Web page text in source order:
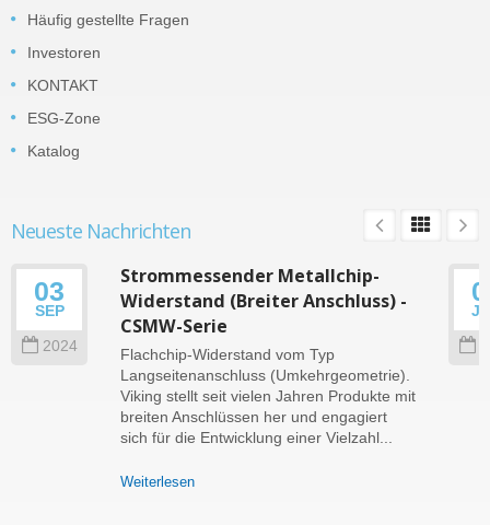
Häufig gestellte Fragen
Investoren
KONTAKT
ESG-Zone
Katalog
Neueste Nachrichten
03
SEP
2024
Strommessender Metallchip-
Widerstand (Breiter Anschluss) -
CSMW-Serie
Flachchip-Widerstand vom Typ
Langseitenanschluss (Umkehrgeometrie).
Viking stellt seit vielen Jahren Produkte mit
breiten Anschlüssen her und engagiert
sich für die Entwicklung einer Vielzahl...
Weiterlesen